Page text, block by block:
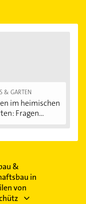
& GARTEN
im heimischen
Fragen...
&
in
von